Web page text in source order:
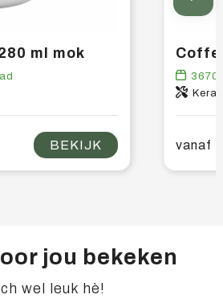
ml mok
BEKIJK
3670
vanaf
jou bekeken
wel leuk hè!